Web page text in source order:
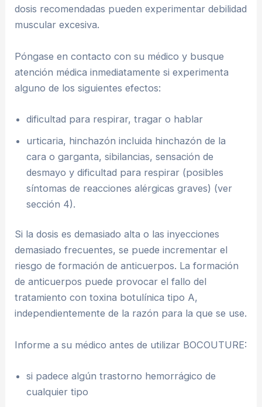
dosis recomendadas pueden experimentar debilidad
muscular excesiva.
Póngase en contacto con su médico y busque
atención médica inmediatamente si experimenta
alguno de los siguientes efectos:
dificultad para respirar, tragar o hablar
urticaria, hinchazón incluida hinchazón de la
cara o garganta, sibilancias, sensación de
desmayo y dificultad para respirar (posibles
síntomas de reacciones alérgicas graves) (ver
sección 4).
Si la dosis es demasiado alta o las inyecciones
demasiado frecuentes, se puede incrementar el
riesgo de formación de anticuerpos. La formación
de anticuerpos puede provocar el fallo del
tratamiento con toxina botulínica tipo A,
independientemente de la razón para la que se use.
Informe a su médico antes de utilizar BOCOUTURE:
si padece algún trastorno hemorrágico de
cualquier tipo